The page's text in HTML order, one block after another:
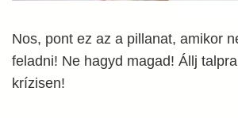
Nos, pont ez az a pillanat, amikor
feladni! Ne hagyd magad! Állj
krízisen!